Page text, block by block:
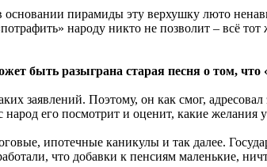
пирамиды эту верхушку люто
народу никто не позволит – всё
быть разыграна старая песня о том,
заявлений. Поэтому, он как смог,
его посмотрит и оценит, какие желания у
ипотечные каникулы и так далее.
что добавки к пенсиям маленькие,